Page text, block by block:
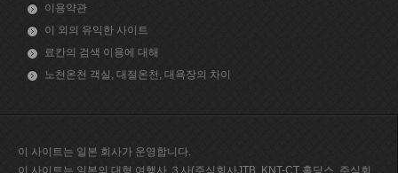
이용약관
이 외의 유익한 사이트
료칸의 검색 이용에 대해
노천온천 객실, 대절온천, 대욕장의 차이
이 사이트는 일본 회사가 운영합니다.
이 사이트는 일본의 대형 여행사 ３사(주식회사JTB, KNT-CT 홀딩스, 주식회